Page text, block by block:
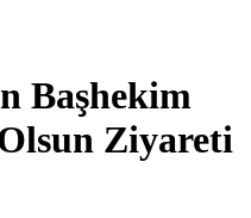
Başhekim
Olsun Ziyareti